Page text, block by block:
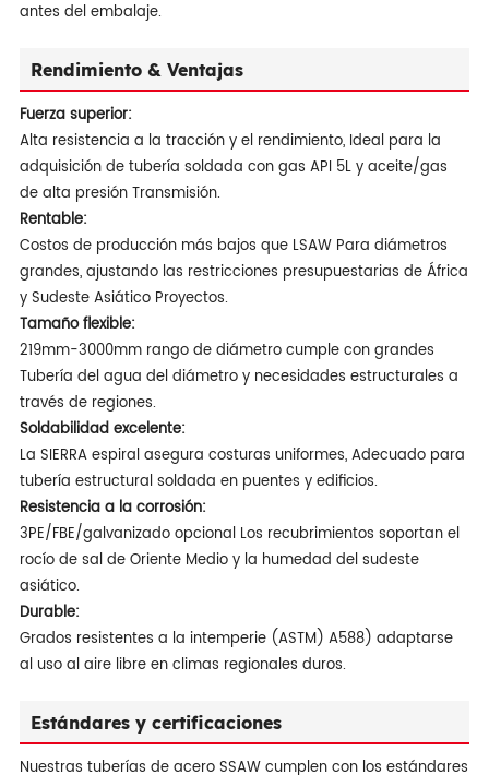
antes del embalaje.
Rendimiento & Ventajas
Fuerza superior:
Alta resistencia a la tracción y el rendimiento, Ideal para la
adquisición de tubería soldada con gas API 5L y aceite/gas
de alta presión Transmisión.
Rentable:
Costos de producción más bajos que LSAW Para diámetros
grandes, ajustando las restricciones presupuestarias de África
y Sudeste Asiático Proyectos.
Tamaño flexible:
219mm-3000mm rango de diámetro cumple con grandes
Tubería del agua del diámetro y necesidades estructurales a
través de regiones.
Soldabilidad excelente:
La SIERRA espiral asegura costuras uniformes, Adecuado para
tubería estructural soldada en puentes y edificios.
Resistencia a la corrosión:
3PE/FBE/galvanizado opcional Los recubrimientos soportan el
rocío de sal de Oriente Medio y la humedad del sudeste
asiático.
Durable:
Grados resistentes a la intemperie (ASTM) A588) adaptarse
al uso al aire libre en climas regionales duros.
Estándares y certificaciones
Nuestras tuberías de acero SSAW cumplen con los estándares